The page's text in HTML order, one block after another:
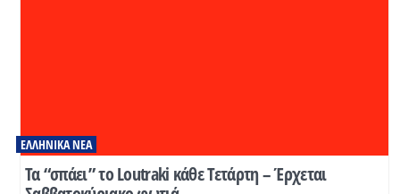
Τα “σπάει” το Loutraki κάθε Τετάρτη – Έρχεται
ΕΛΛΗΝΙΚΆ ΝΈΑ